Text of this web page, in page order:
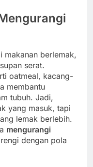
makanan berlemak,
serat.
oatmeal, kacang-
membantu
tubuh. Jadi,
yang masuk, tapi
lemak berlebih.
mengurangi
dengan pola